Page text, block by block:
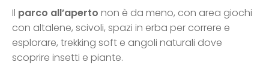
Il parco all’aperto non è da meno, con area giochi
con altalene, scivoli, spazi in erba per correre e
esplorare, trekking soft e angoli naturali dove
scoprire insetti e piante.